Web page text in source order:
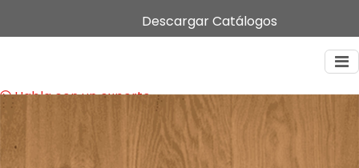
Descargar Catálogos
Habla con un experto